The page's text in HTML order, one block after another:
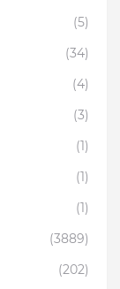
(5)
(34)
(4)
(3)
(1)
(1)
(1)
(3889)
(202)